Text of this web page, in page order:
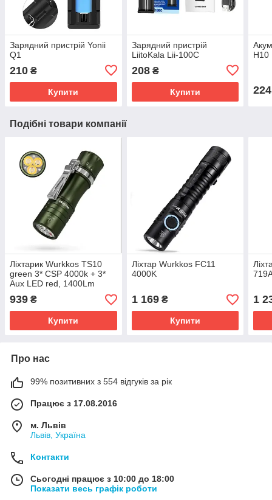
Зарядний пристрій Yonii
Q1
210 ₴
Купити
Зарядний пристрій
LiitoKala Lii-100C
208₴
Купити
H10
224
Подібні товари компанії
Ліхтарик Wurkkos TS10
green 3* CSP 4000k + 3*
Aux LED red, 1400Lm
939 ₴
Купити
Ліхтар Wurkkos FC11
4000K
1 169₴
Купити
1
Про нас
99% позитивних з 554 відгуків за рік
Працює з 17.08.2016
м. Львів
Львів, Україна
Контакти
Сьогодні працює з 10:00 до 18:00
Показати весь графік роботи